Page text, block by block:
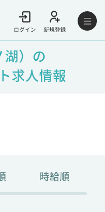
ログイン 新規登録
）の
求人情報
時給順